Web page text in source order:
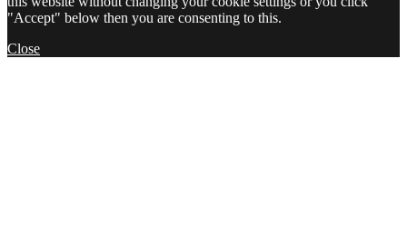
"Accept" below then you are consenting to this.
Close